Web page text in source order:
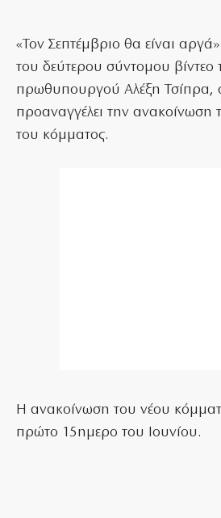
«Τον Σεπτέμβριο θα είναι
του δεύτερου σύντομου
πρωθυπουργού Αλέξη Τσίπρα,
προαναγγέλει την ανακοίνωση
του κόμματος.
Η ανακοίνωση του νέου
πρώτο 15ημερο του Ιουνίου.